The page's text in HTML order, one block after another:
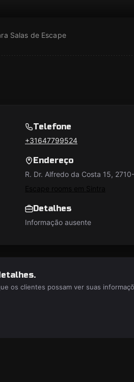
Salas de Escape
Telefone
+31647799524
Endereço
R. Dr. Alfredo da Costa 15,
Escape rooms em Sintra
Detalhes
Informação ausente
os clientes possam ver suas